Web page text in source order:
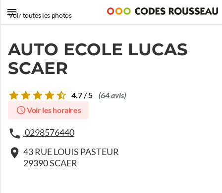
Voir toutes les photos
AUTO ECOLE LUCAS
SCAER
4.7 / 5 (64 avis)
Voir les horaires
0298576440
43 RUE LOUIS PASTEUR
29390 SCAER